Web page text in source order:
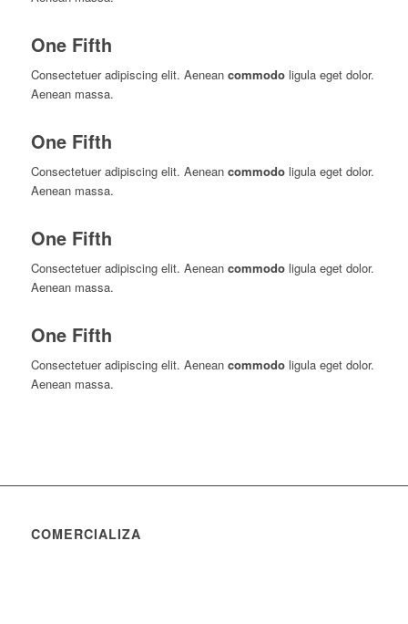
One Fifth
Consectetuer adipiscing elit. Aenean commodoligula eget dolor.
Aenean massa.
One Fifth
Consectetuer adipiscing elit. Aenean commodoligula eget dolor.
Aenean massa.
One Fifth
Consectetuer adipiscing elit. Aenean commodoligula eget dolor.
Aenean massa.
One Fifth
Consectetuer adipiscing elit. Aenean commodoligula eget dolor.
Aenean massa.
COMERCIALIZA